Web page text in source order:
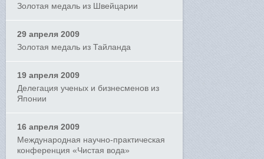
Золотая медаль из Швейцарии
29 апреля 2009
Золотая медаль из Тайланда
19 апреля 2009
Делегация ученых и бизнесменов из
Японии
16 апреля 2009
Международная научно-практическая
конференция «Чистая вода»